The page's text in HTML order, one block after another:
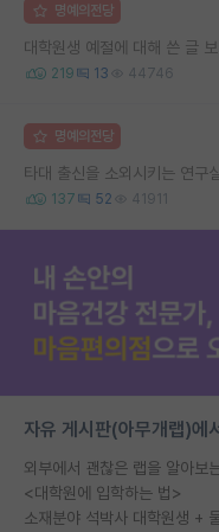
명예의전당
대학원생 예절에 대해 쓴 글 보
219 13 44746
명예의전당
타대 출신을 소외시키는 연구
137 52 41911
자유 게시판(아무개랩)에
외부에서 괜찮은 랩을 알아보
<대학원에 입학하는 법>
소재분야 석박사 대학원생 +